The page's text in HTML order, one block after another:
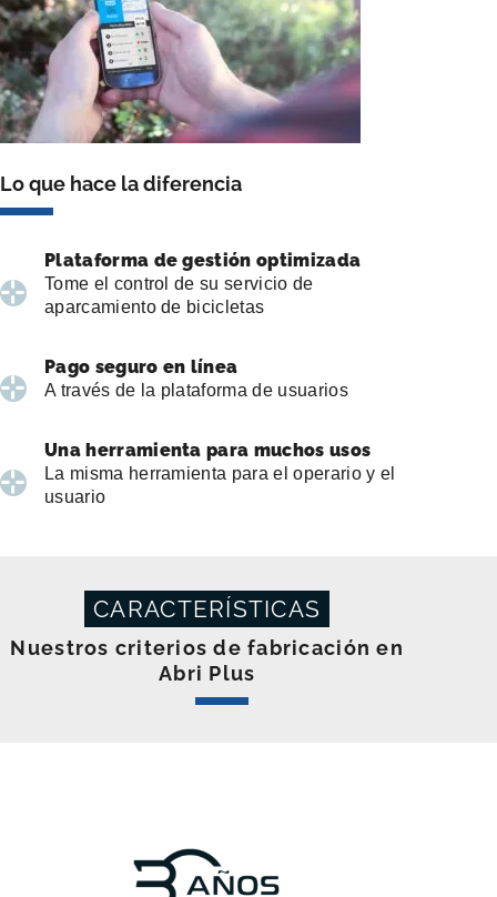
Lo que hace la diferencia
Plataforma de gestión optimizada
Tome el control de su servicio de
aparcamiento de bicicletas
Pago seguro en línea
A través de la plataforma de usuarios
Una herramienta para muchos usos
La misma herramienta para el operario y el
usuario
CARACTERÍSTICAS
Nuestros criterios de fabricación en
Abri Plus